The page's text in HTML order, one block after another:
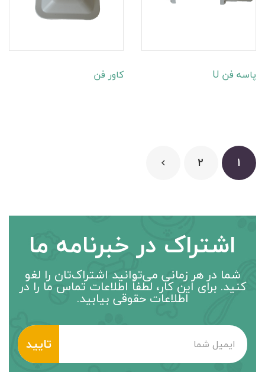
پاسه فن U کاور فن
1
2

اشتراک در خبرنامه ما
شما در هر زمانی می‌توانید اشتراک‌تان را لغو
کنید. برای این کار، لطفاً اطلاعات تماس ما را در
اطلاعات حقوقی بیابید.